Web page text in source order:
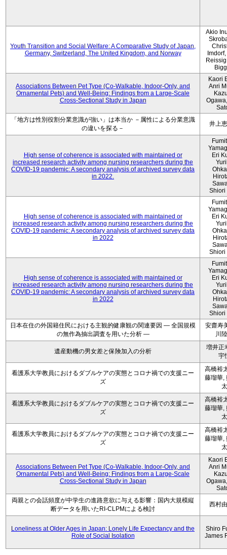
Youth Transition and Social Welfare: A Comparative Study of Japan,
Germany, Switzerland, The United Kingdom, and Norway
Akio
Associations Between Pet Type (Co-Walkable, Indoor-Only, and
Ornamental Pets) and Well-Being: Findings from a Large-Scale
Cross-Sectional Study in Japan
Kaori
Anri
「地方は性別役割分業意識が強い」は本当か －属性による分業意識
の違いを探る－
井上
High sense of coherence is associated with maintained or
increased research activity among nursing researchers during the
COVID-19 pandemic: A secondary analysis of archived survey data
in 2022.
Eri
Shiori
High sense of coherence is associated with maintained or
increased research activity among nursing researchers during the
COVID-19 pandemic: A secondary analysis of archived survey data
in 2022
Eri
Shiori
High sense of coherence is associated with maintained or
increased research activity among nursing researchers during the
COVID-19 pandemic: A secondary analysis of archived survey data
in 2022
Eri
Shiori
日本在住の外国籍住民における主観的健康観の関連要因 ― 全国規模
の無作為抽出調査を用いた分析 ―
安齋寿
川
遺産動機の男女差と保険加入の分析
増井正
宇
看護系大学教員におけるダブルケアの実態とコロナ禍での支援ニー
ズ
高橋裕
藤瑠華,
太
看護系大学教員におけるダブルケアの実態とコロナ禍での支援ニー
ズ
高橋裕
藤瑠華,
太
看護系大学教員におけるダブルケアの実態とコロナ禍での支援ニー
ズ
高橋裕
藤瑠華,
太
Associations Between Pet Type (Co-Walkable, Indoor-Only, and
Ornamental Pets) and Well-Being: Findings from a Large-Scale
Cross-Sectional Study in Japan
Kaori
Anri
両親との会話頻度が中学生の進路意欲に与える影響：国内大規模縦
断データを用いたRI-CLPMによる検討
西村
Loneliness at Older Ages in Japan: Lonely Life Expectancy and the
Role of Social Isolation
Shiro
James